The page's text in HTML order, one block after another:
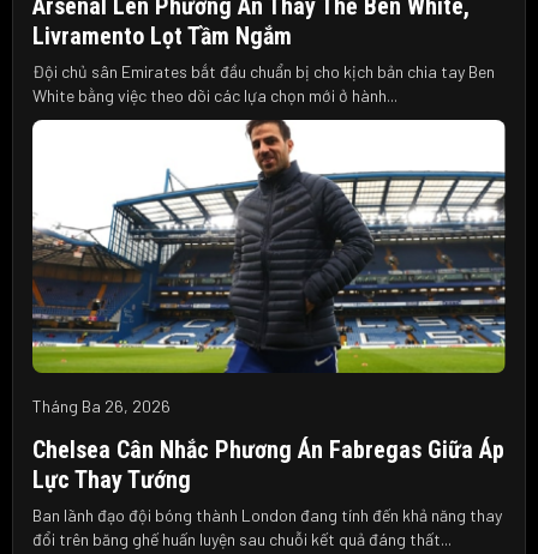
Arsenal Lên Phương Án Thay Thế Ben White,
Livramento Lọt Tầm Ngắm
Đội chủ sân Emirates bắt đầu chuẩn bị cho kịch bản chia tay Ben
White bằng việc theo dõi các lựa chọn mới ở hành...
Tháng Ba 26, 2026
Chelsea Cân Nhắc Phương Án Fabregas Giữa Áp
Lực Thay Tướng
Ban lãnh đạo đội bóng thành London đang tính đến khả năng thay
đổi trên băng ghế huấn luyện sau chuỗi kết quả đáng thất...